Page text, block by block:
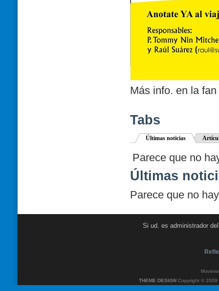
Más info. en la
Tabs
Últimas noticias
Parece que no
Últimas
Parece que no
Si ud. es administrador
THEME DESIGNCopyright © 2009